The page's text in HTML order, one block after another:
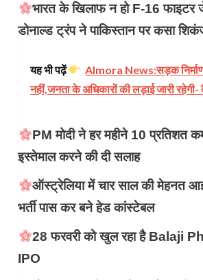
भारत के खिलाफ न हो F-16 फाइटर
डोनाल्ड ट्रंप ने पाकिस्तान पर कसा
यह भी पढ़ें
Almora News:सड़क निर्माण
नहीं,जनता के अधिकारों की लड़ाई जारी रहेगी-
PM मोदी ने हर महीने 10 प्रतिशत
इस्तेमाल करने की दी सलाह
ऑस्ट्रेलिया में चार साल की मेहनत
भर्ती पास कर बने हेड कांस्टेबल
28 फरवरी को खुल रहा है Balaji
IPO